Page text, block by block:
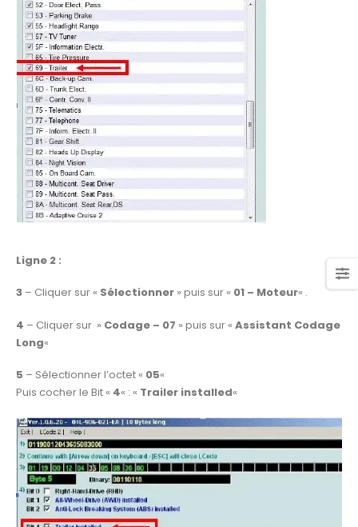
Ligne 2 :
3 – Cliquer sur « Sélectionner » puis sur « 01 – Moteur« .
4 – Cliquer sur » Codage – 07 » puis sur « Assistant Codage
Long«
5 – Sélectionner l’octet « 05«
Puis cocher le Bit « 4« : « Trailer installed«